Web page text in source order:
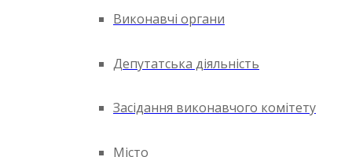
Виконавчі органи
Депутатська діяльність
Засідання виконавчого комітету
Місто